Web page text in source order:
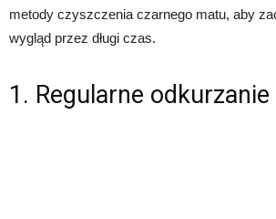
metody czyszczenia czarnego matu, aby
wygląd przez długi czas.
1. Regularne odkurzanie